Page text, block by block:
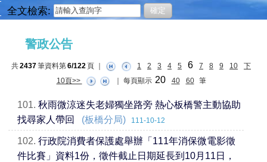
全文檢索:
警政公告
共2437筆資料第6/122頁 1 2 3 4 5 6 7 8 9 10
下
10頁>>
每頁顯示 20 40 60 筆
101. 秋雨微涼迷失老婦獨坐路旁 熱心板橋警主動協助
找尋家人帶回
(板橋分局) 111-10-12
102. 行政院消費者保護處舉辦「111年消保微電影徵
件比賽」資料1份，徵件截止日期延長到10月11日，